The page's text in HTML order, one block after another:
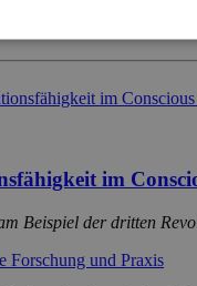
im
Beispiel der dritten
Forschung und Praxis